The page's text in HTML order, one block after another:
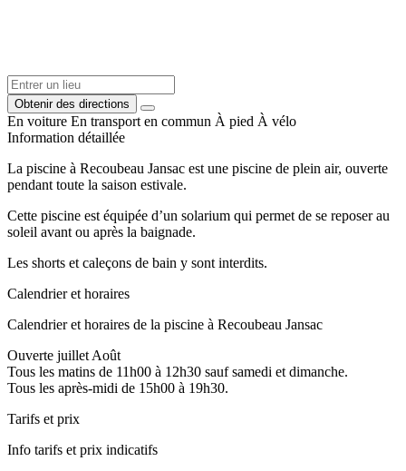
Obtenir des directions
En voiture En transport en commun À pied À vélo
Information détaillée
La piscine à Recoubeau Jansac est une piscine de plein air, ouverte
pendant toute la saison estivale.
Cette piscine est équipée d’un solarium qui permet de se reposer au
soleil avant ou après la baignade.
Les shorts et caleçons de bain y sont interdits.
Calendrier et horaires
Calendrier et horaires de la piscine à Recoubeau Jansac
Ouverte juillet Août
Tous les matins de 11h00 à 12h30 sauf samedi et dimanche.
Tous les après-midi de 15h00 à 19h30.
Tarifs et prix
Info tarifs et prix indicatifs